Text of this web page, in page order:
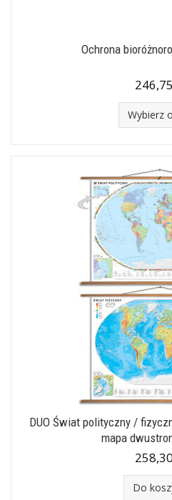
Ochrona
Wybierz
DUO Świat polityczny /
mapa
Do